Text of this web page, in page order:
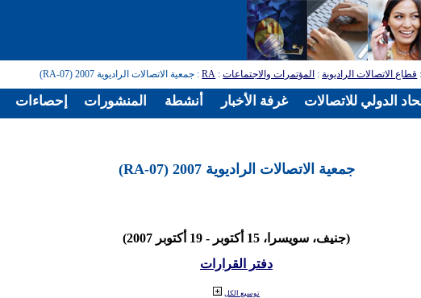
قطاع الاتصالات الراديوية: المؤتمرات والاجتماعات:
RA: جمعية الاتصالات الراديوية 2007 (RA-07)
جمعية الاتصالات الراديوية 2007 (RA-07)
(جنيف، سويسرا، 15 أكتوبر - 19 أكتوبر 2007)
دفتر القرارات
توسيع الكل
إحصاءات المنشورات أنشطة غرفة الأخبار الدولي للاتصالات